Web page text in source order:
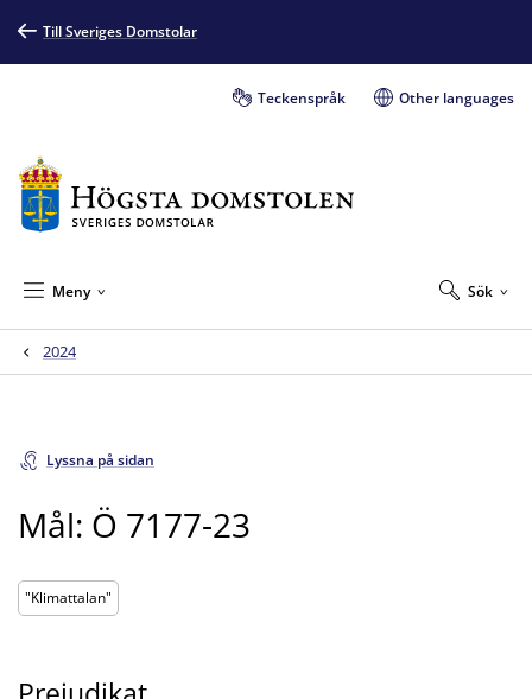
Till Sveriges Domstolar
Teckenspråk Other languages
Sök
Meny
2024
Lyssna på sidan
Mål: Ö 7177-23
"Klimattalan"